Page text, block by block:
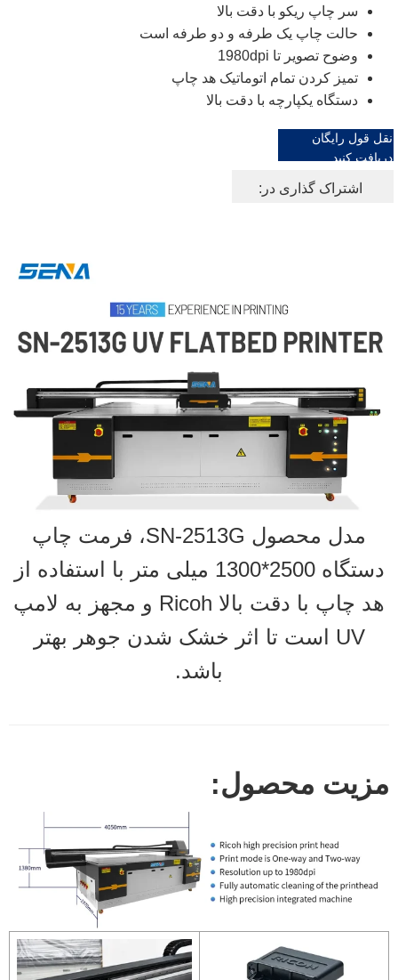
سر چاپ ریکو با دقت بالا
حالت چاپ یک طرفه و دو طرفه است
وضوح تصویر تا 1980dpi
تمیز کردن تمام اتوماتیک هد چاپ
دستگاه یکپارچه با دقت بالا
نقل قول رایگان
دریافت کنید
اشتراک گذاری در:
مدل محصول SN-2513G، فرمت چاپ
دستگاه 2500*1300 میلی متر با استفاده از
هد چاپ با دقت بالا Ricoh و مجهز به لامپ
UV است تا اثر خشک شدن جوهر بهتر
باشد.
مزیت محصول: